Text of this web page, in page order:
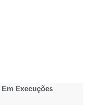
Execuções